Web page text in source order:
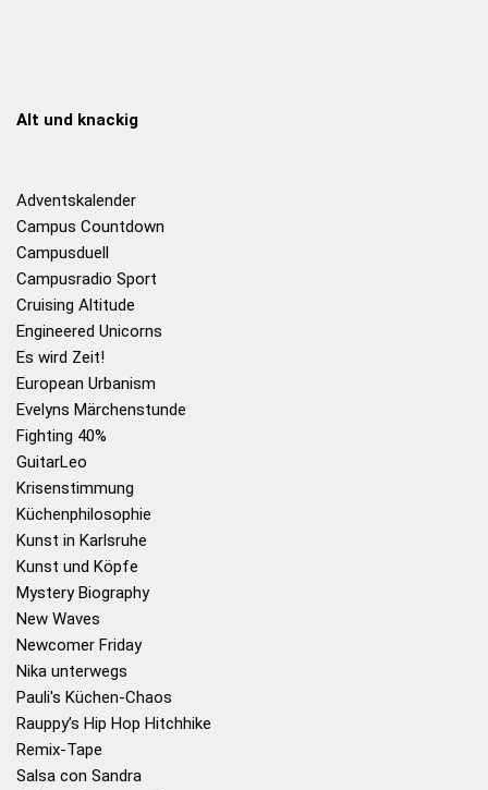
Alt und knackig
Adventskalender
Campus Countdown
Campusduell
Campusradio Sport
Cruising Altitude
Engineered Unicorns
Es wird Zeit!
European Urbanism
Evelyns Märchenstunde
Fighting 40%
GuitarLeo
Krisenstimmung
Küchenphilosophie
Kunst in Karlsruhe
Kunst und Köpfe
Mystery Biography
New Waves
Newcomer Friday
Nika unterwegs
Pauli's Küchen-Chaos
Rauppy’s Hip Hop Hitchhike
Remix-Tape
Salsa con Sandra